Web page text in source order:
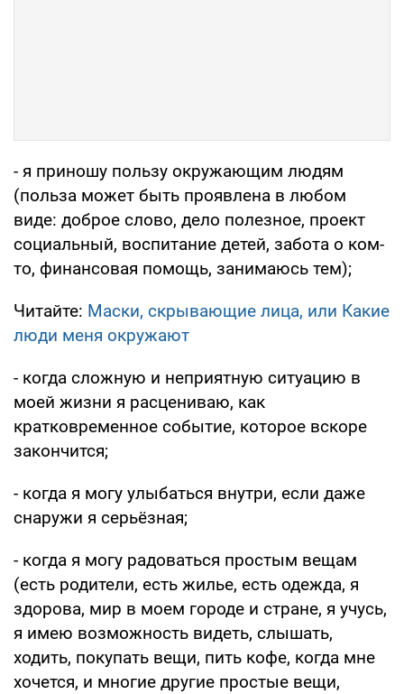
- я приношу пользу окружающим людям
(польза может быть проявлена в любом
виде: доброе слово, дело полезное, проект
социальный, воспитание детей, забота о ком-
то, финансовая помощь, занимаюсь тем);
Читайте: Маски, скрывающие лица, или Какие
люди меня окружают
- когда сложную и неприятную ситуацию в
моей жизни я расцениваю, как
кратковременное событие, которое вскоре
закончится;
- когда я могу улыбаться внутри, если даже
снаружи я серьёзная;
- когда я могу радоваться простым вещам
(есть родители, есть жилье, есть одежда, я
здорова, мир в моем городе и стране, я учусь,
я имею возможность видеть, слышать,
ходить, покупать вещи, пить кофе, когда мне
хочется, и многие другие простые вещи,